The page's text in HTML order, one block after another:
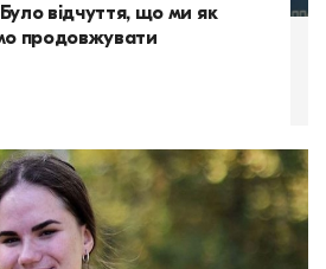
відчуття, що ми як
продовжувати